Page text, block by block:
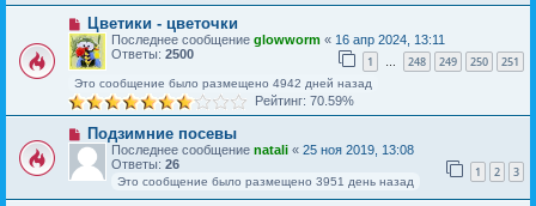
Цветики - цветочки
Последнее сообщение glowworm « 16 апр 2024, 13:11
Ответы: 2500 1 … 248 249 250 251
Это сообщение было размещено 4942 дней назад
Рейтинг: 70.59%
Подзимние посевы
Последнее сообщение natali « 25 ноя 2019, 13:08
Ответы: 26 1 2 3
Это сообщение было размещено 3951 день назад